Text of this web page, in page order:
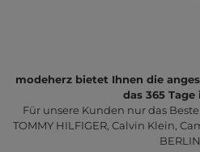
modeherz bietet Ihnen die
das 365 Tage
Für unsere Kunden nur das
TOMMY HILFIGER, Calvin Klein,